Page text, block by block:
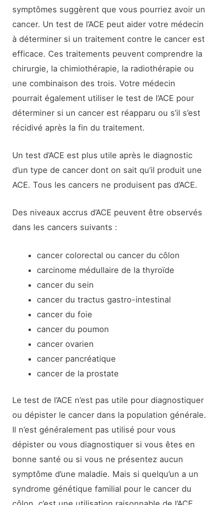
symptômes suggèrent que vous pourriez avoir un
cancer. Un test de l’ACE peut aider votre médecin
à déterminer si un traitement contre le cancer est
efficace. Ces traitements peuvent comprendre la
chirurgie, la chimiothérapie, la radiothérapie ou
une combinaison des trois. Votre médecin
pourrait également utiliser le test de l’ACE pour
déterminer si un cancer est réapparu ou s’il s’est
récidivé après la fin du traitement.
Un test d’ACE est plus utile après le diagnostic
d’un type de cancer dont on sait qu’il produit une
ACE. Tous les cancers ne produisent pas d’ACE.
Des niveaux accrus d’ACE peuvent être observés
dans les cancers suivants :
cancer colorectal ou cancer du côlon
carcinome médullaire de la thyroïde
cancer du sein
cancer du tractus gastro-intestinal
cancer du foie
cancer du poumon
cancer ovarien
cancer pancréatique
cancer de la prostate
Le test de l’ACE n’est pas utile pour diagnostiquer
ou dépister le cancer dans la population générale.
Il n’est généralement pas utilisé pour vous
dépister ou vous diagnostiquer si vous êtes en
bonne santé ou si vous ne présentez aucun
symptôme d’une maladie. Mais si quelqu’un a un
syndrome génétique familial pour le cancer du